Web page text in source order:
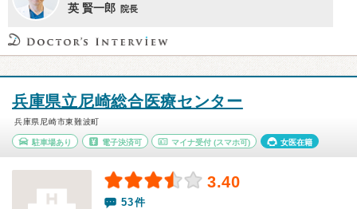
英 賢一郎 院長
兵庫県立尼崎総合医療センター
兵庫県尼崎市東難波町
駐車場あり 電子決済可 マイナ受付 (スマホ可) 女医在籍
3.40
53件